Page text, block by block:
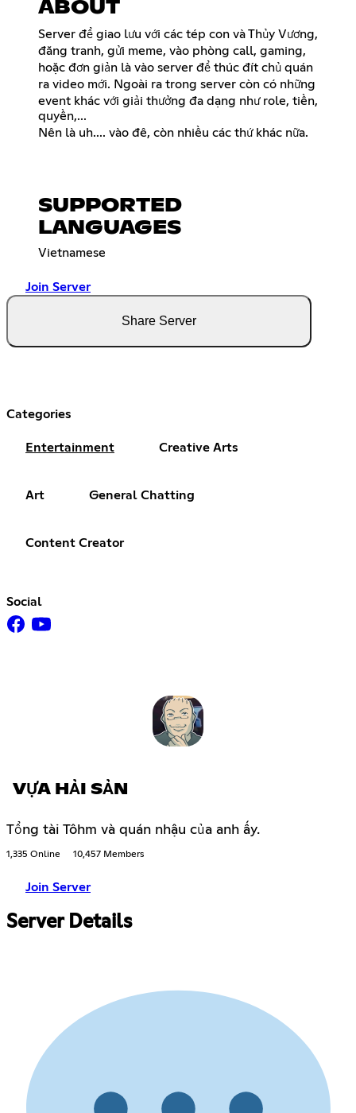
ABOUT
Server để giao lưu với các tép con và Thủy Vương,
đăng tranh, gửi meme, vào phòng call, gaming,
hoặc đơn giản là vào server để thúc đít chủ quán
ra video mới. Ngoài ra trong server còn có những
event khác với giải thưởng đa dạng như role, tiền,
quyền,...
Nên là uh.... vào đê, còn nhiều các thứ khác nữa.
SUPPORTED
LANGUAGES
Vietnamese
Join Server
Share Server
Categories
Entertainment Creative Arts
Art General Chatting
Content Creator
Social
VỰA HẢI SẢN
Tổng tài Tôhm và quán nhậu của anh ấy.
1,335 Online 10,457 Members
Join Server
Server Details